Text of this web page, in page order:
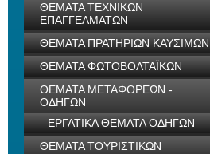
ΘΕΜΑΤΑ ΤΕΧΝΙΚΩΝ
ΕΠΑΓΓΕΛΜΑΤΩΝ
ΘΕΜΑΤΑ ΠΡΑΤΗΡΙΩΝ ΚΑΥΣΙΜΩΝ
ΘΕΜΑΤΑ ΦΩΤΟΒΟΛΤΑΪΚΩΝ
ΘΕΜΑΤΑ ΜΕΤΑΦΟΡΕΩΝ -
ΟΔΗΓΩΝ
ΕΡΓΑΤΙΚΑ ΘΕΜΑΤΑ ΟΔΗΓΩΝ
ΘΕΜΑΤΑ ΤΟΥΡΙΣΤΙΚΩΝ